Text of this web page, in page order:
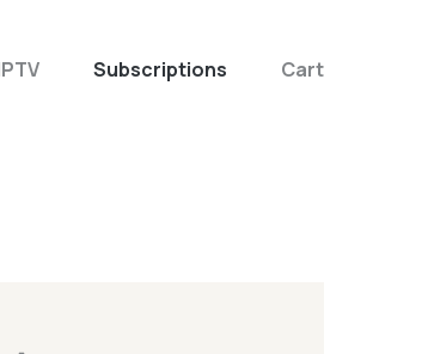
Subscriptions Cart